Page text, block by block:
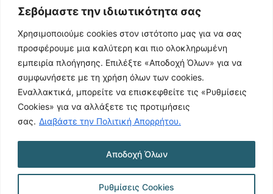
Σεβόμαστε την ιδιωτικότητα σας
Χρησιμοποιούμε cookies στον ιστότοπο μας για να σας
προσφέρουμε μια καλύτερη και πιο ολοκληρωμένη
εμπειρία πλοήγησης. Επιλέξτε «Αποδοχή Όλων» για να
συμφωνήσετε με τη χρήση όλων των cookies.
Εναλλακτικά, μπορείτε να επισκεφθείτε τις «Ρυθμίσεις
Cookies» για να αλλάξετε τις προτιμήσεις
σας. Διαβάστε την Πολιτική Απορρήτου.
Ρυθμίσεις Cookies
Αποδοχή Όλων
ΑΚΟΛΟΥΘΗΣΕ ΜΑΣ
Όροι Χρήσης
Κατασκευή Ιστοσελίδας | Κοκοτίνης Δημήτριος